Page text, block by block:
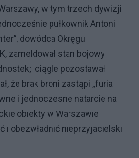
w tym trzech dywizji
pułkownik Antoni
dowódca Okręgu
zameldował stan bojowy
ciągle pozostawał
że brak broni zastąpi „furia
i jednoczesne natarcie na
obiekty w Warszawie
i obezwładnić nieprzyjacielski